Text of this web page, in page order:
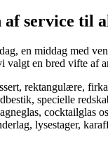
af service til
en middag med
valgt en bred vifte af
rektangulære,
specielle
cocktailglas
lysestager,